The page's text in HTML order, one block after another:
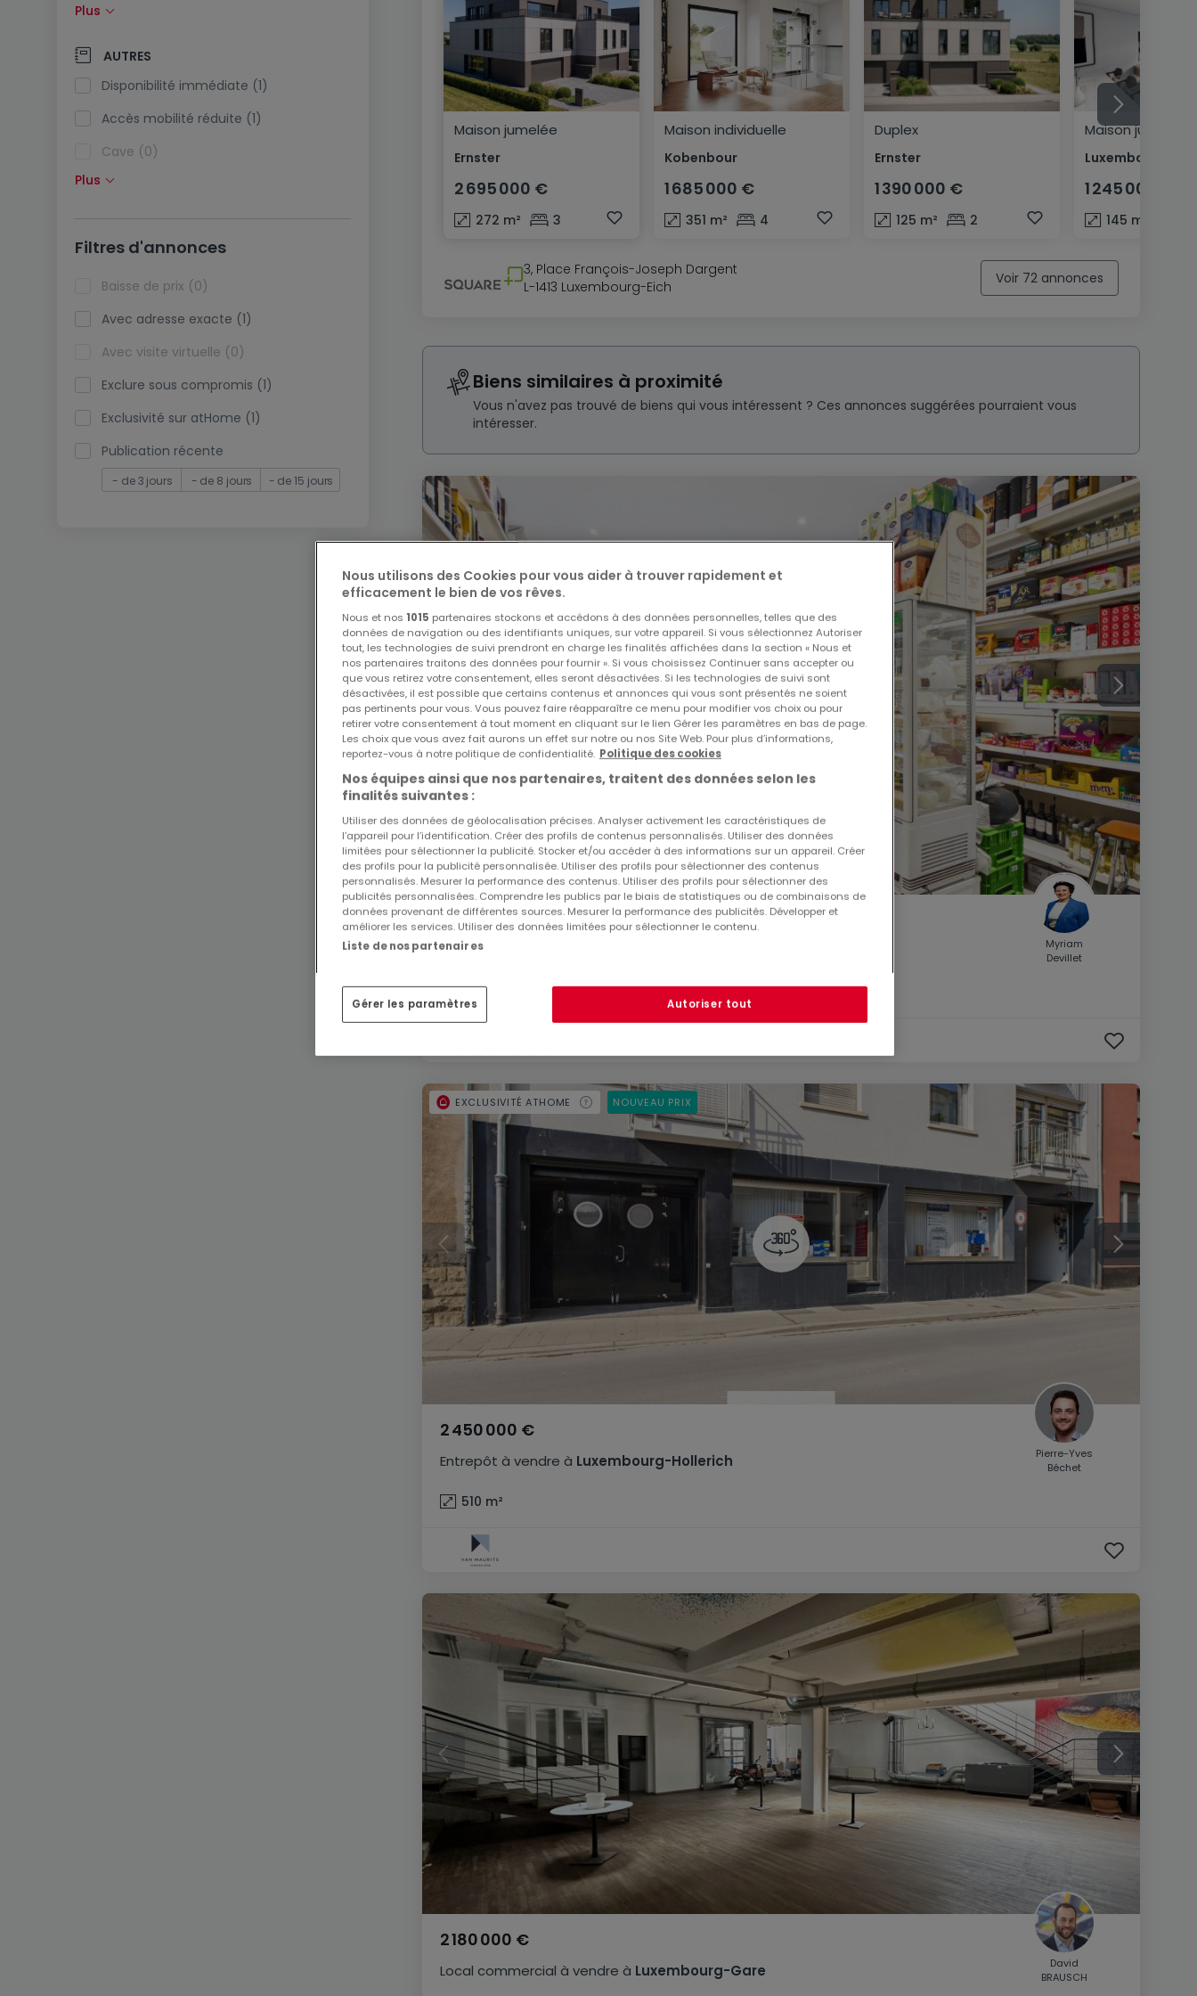
Maison jumelée
Ernster
2 695 000 €
272 m² 3
Maison individuelle
Kobenbour
1 685 000 €
351 m² 4
Duplex
Ernster
1 390 000 €
125 m² 2
Maison jumelée
1 245 000 €
145 m²
3, Place François-Joseph Dargent
L-1413 Luxembourg-Eich
Voir 72 annonces
Biens similaires à proximité
Vous n'avez pas trouvé de biens qui vous intéressent ? Ces annonces suggérées pourraient vous
intéresser.
Local commercial
595 000 €
56 m²
Myriam
Devillet
Entrepôt à vendre à Luxembourg-Hollerich
2 450 000 €
510 m²
EXCLUSIVITÉ ATHOME NOUVEAU PRIX
Pierre-Yves
Béchet
Local commercial à vendre à Luxembourg-Gare
2 180 000 €
David
BRAUSCH
Panneaux solaires (0)
Pompe à chaleur (0)
Climatisation (0)
Fibre optique (0)
Plus
AUTRES
Disponibilité immédiate (1)
Accès mobilité réduite (1)
Cave (0)
Grenier (0)
Ascenseur (0)
Viager (0)
Biens de vacances (0)
Plus
Filtres d'annonces
Baisse de prix (0)
Avec adresse exacte (1)
Avec visite virtuelle (0)
Exclure sous compromis (1)
Exclusivité sur atHome (1)
Publication récente
- de 3 jours - de 8 jours - de 15 jours
Nous utilisons des Cookies pour vous aider à trouver rapidement et
efficacement le bien de vos rêves.
Nous et nos 1015 partenaires stockons et accédons à des données personnelles, telles que des
données de navigation ou des identifiants uniques, sur votre appareil. Si vous sélectionnez Autoriser
tout, les technologies de suivi prendront en charge les finalités affichées dans la section « Nous et
nos partenaires traitons des données pour fournir ». Si vous choisissez Continuer sans accepter ou
que vous retirez votre consentement, elles seront désactivées. Si les technologies de suivi sont
désactivées, il est possible que certains contenus et annonces qui vous sont présentés ne soient
pas pertinents pour vous. Vous pouvez faire réapparaître ce menu pour modifier vos choix ou pour
retirer votre consentement à tout moment en cliquant sur le lien Gérer les paramètres en bas de page.
Les choix que vous avez fait aurons un effet sur notre ou nos Site Web. Pour plus d’informations,
reportez-vous à notre politique de confidentialité. Politique des cookies
Nos équipes ainsi que nos partenaires, traitent des données selon les
finalités suivantes :
Utiliser des données de géolocalisation précises. Analyser activement les caractéristiques de
l’appareil pour l’identification. Créer des profils de contenus personnalisés. Utiliser des données
limitées pour sélectionner la publicité. Stocker et/ou accéder à des informations sur un appareil. Créer
des profils pour la publicité personnalisée. Utiliser des profils pour sélectionner des contenus
personnalisés. Mesurer la performance des contenus. Utiliser des profils pour sélectionner des
publicités personnalisées. Comprendre les publics par le biais de statistiques ou de combinaisons de
données provenant de différentes sources. Mesurer la performance des publicités. Développer et
améliorer les services. Utiliser des données limitées pour sélectionner le contenu.
Liste de nos partenaires
Gérer les paramètres Autoriser tout